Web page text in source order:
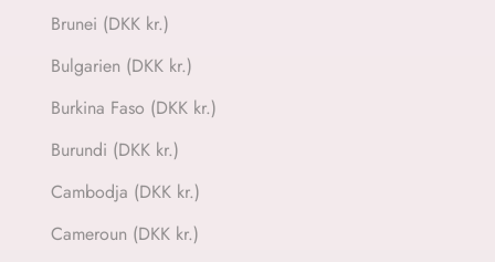
Brunei (DKK kr.)
Bulgarien (DKK kr.)
Burkina Faso (DKK kr.)
Burundi (DKK kr.)
Cambodja (DKK kr.)
Cameroun (DKK kr.)